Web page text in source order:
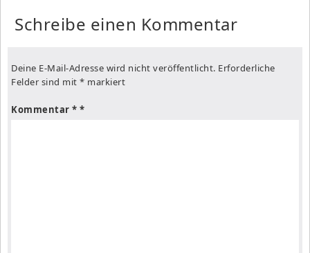
Schreibe einen Kommentar
Deine E-Mail-Adresse wird nicht veröffentlicht. Erforderliche
Felder sind mit * markiert
Kommentar *